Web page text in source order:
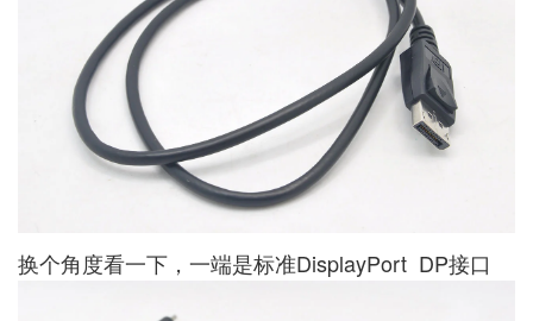
换个角度看一下，一端是标准DisplayPort DP接口